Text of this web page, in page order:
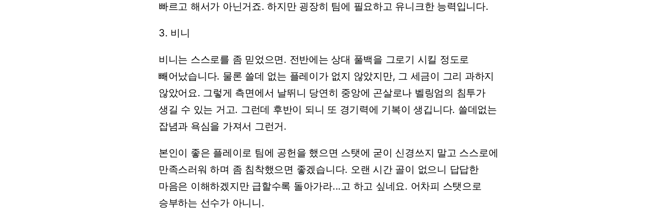
빠르고 해서가 아닌거죠. 하지만 굉장히 팀에 필요하고 유니크한 능력입니다.
3. 비니
비니는 스스로를 좀 믿었으면. 전반에는 상대 풀백을 그로기 시킬 정도로
빼어났습니다. 물론 쓸데 없는 플레이가 없지 않았지만, 그 세금이 그리 과하지
않았어요. 그렇게 측면에서 날뛰니 당연히 중앙에 곤살로나 벨링엄의 침투가
생길 수 있는 거고. 그런데 후반이 되니 또 경기력에 기복이 생깁니다. 쓸데없는
잡념과 욕심을 가져서 그런거.
본인이 좋은 플레이로 팀에 공헌을 했으면 스탯에 굳이 신경쓰지 말고 스스로에
만족스러워 하며 좀 침착했으면 좋겠습니다. 오랜 시간 골이 없으니 답답한
마음은 이해하겠지만 급할수록 돌아가라...고 하고 싶네요. 어차피 스탯으로
승부하는 선수가 아니니.